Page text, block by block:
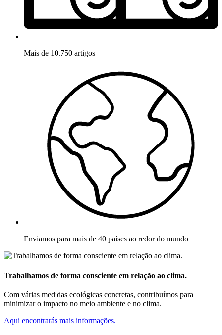
Mais de 10.750 artigos
Enviamos para mais de 40 países ao redor do mundo
Trabalhamos de forma consciente em relação ao clima.
Com várias medidas ecológicas concretas, contribuímos para
minimizar o impacto no meio ambiente e no clima.
Aqui encontrarás mais informações.